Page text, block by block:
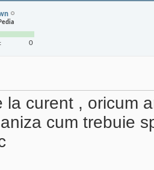
0
la curent , oricum
cum trebuie